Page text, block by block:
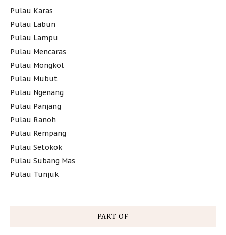
Pulau Karas
Pulau Labun
Pulau Lampu
Pulau Mencaras
Pulau Mongkol
Pulau Mubut
Pulau Ngenang
Pulau Panjang
Pulau Ranoh
Pulau Rempang
Pulau Setokok
Pulau Subang Mas
Pulau Tunjuk
PART OF